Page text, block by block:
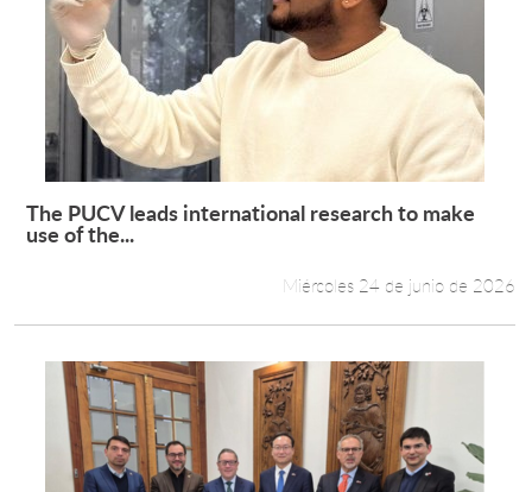
Leer más +
The PUCV leads international research to make
use of the...
Miércoles 24 de junio de 2026